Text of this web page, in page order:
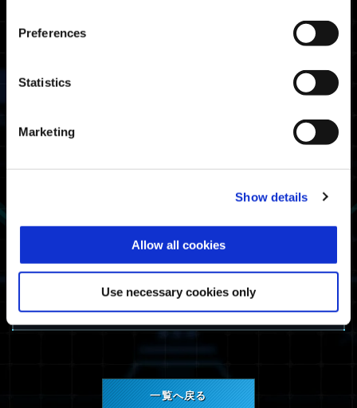
Preferences
Statistics
Marketing
Show details
Allow all cookies
Use necessary cookies only
ター6』のプレイデータがある機種で
今後とも『EXOPRIMAL』を、よろしくお願いい
たします。
『EXOPRIMAL』開発チーム
一覧へ戻る